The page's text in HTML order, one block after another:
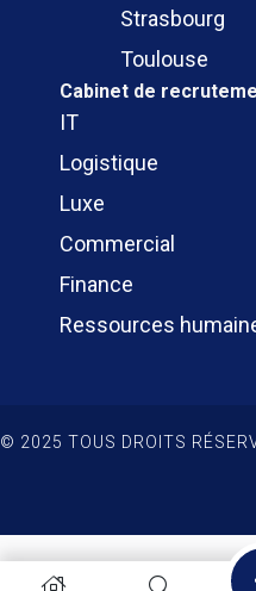
Strasbourg
Toulouse
Cabinet de
IT
Logistique
Luxe
Commercial
Finance
Ressources
© 2025 TOUS DROITS